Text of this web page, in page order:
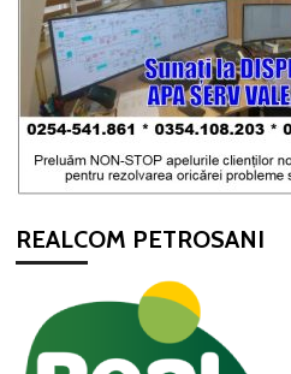
REALCOM PETROSANI